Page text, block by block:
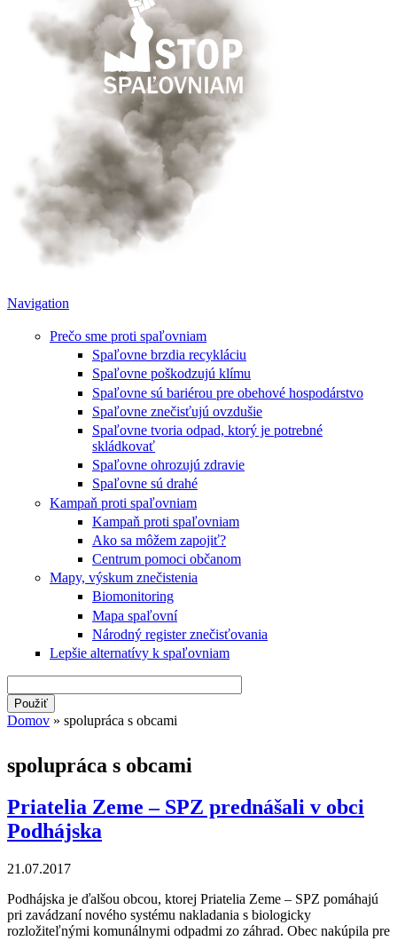
Navigation
Prečo sme proti spaľovniam
Spaľovne brzdia recykláciu
Spaľovne poškodzujú klímu
Spaľovne sú bariérou pre obehové hospodárstvo
Spaľovne znečisťujú ovzdušie
Spaľovne tvoria odpad, ktorý je potrebné
skládkovať
Spaľovne ohrozujú zdravie
Spaľovne sú drahé
Kampaň proti spaľovniam
Kampaň proti spaľovniam
Ako sa môžem zapojiť?
Centrum pomoci občanom
Mapy, výskum znečistenia
Biomonitoring
Mapa spaľovní
Národný register znečisťovania
Lepšie alternatívy k spaľovniam
Domov » spolupráca s obcami
spolupráca s obcami
Priatelia Zeme – SPZ prednášali v obci
Podhájska
21.07.2017
Podhájska je ďalšou obcou, ktorej Priatelia Zeme – SPZ pomáhajú
pri zavádzaní nového systému nakladania s biologicky
rozložiteľnými komunálnymi odpadmi zo záhrad. Obec nakúpila pre